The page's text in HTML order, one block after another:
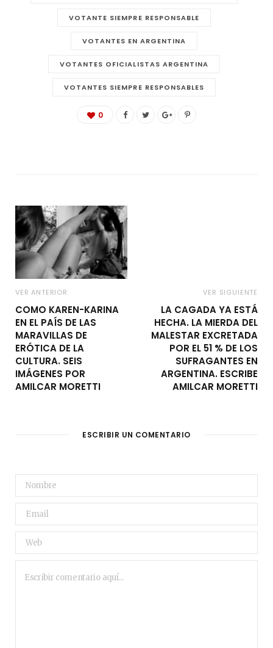
VOTANTE SIEMPRE RESPONSABLE
VOTANTES EN ARGENTINA
VOTANTES OFICIALISTAS ARGENTINA
VOTANTES SIEMPRE RESPONSABLES
0
VER ANTERIOR
COMO KAREN-KARINA
EN EL PAÍS DE LAS
MARAVILLAS DE
ERÓTICA DE LA
CULTURA. SEIS
IMÁGENES POR
AMILCAR MORETTI
VER SIGUIENTE
LA CAGADA YA ESTÁ
HECHA. LA MIERDA DEL
MALESTAR EXCRETADA
POR EL 51 % DE LOS
SUFRAGANTES EN
ARGENTINA. ESCRIBE
AMILCAR MORETTI
ESCRIBIR UN COMENTARIO